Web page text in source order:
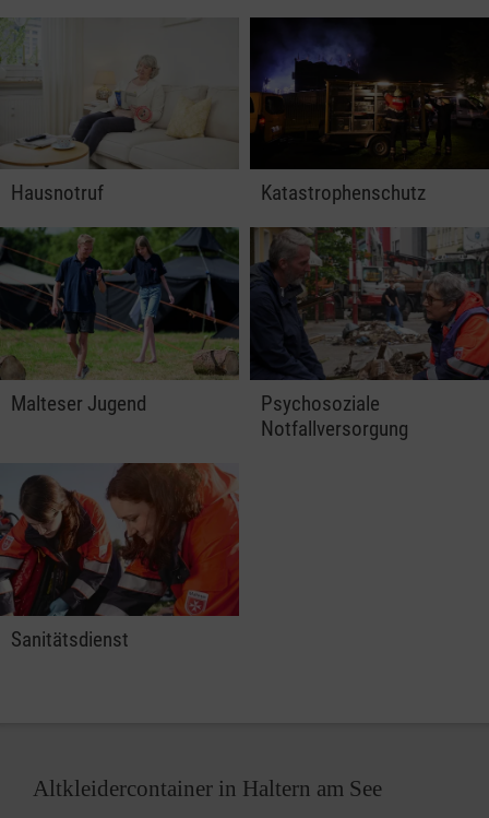
Hausnotruf Katastrophenschutz
Malteser Jugend
Psychosoziale
Notfallversorgung
Sanitätsdienst
Altkleidercontainer in Haltern am See